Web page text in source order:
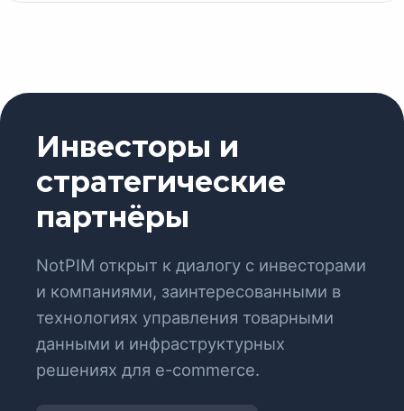
Инвесторы и
стратегические
партнёры
NotPIM открыт к диалогу с инвесторами
и компаниями, заинтересованными в
технологиях управления товарными
данными и инфраструктурных
решениях для e-commerce.